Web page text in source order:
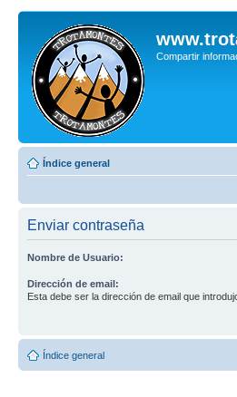
Compartir
Índice general
Enviar contraseña
Nombre de Usuario:
Dirección de email:
Esta debe ser la dirección de email que
Índice general